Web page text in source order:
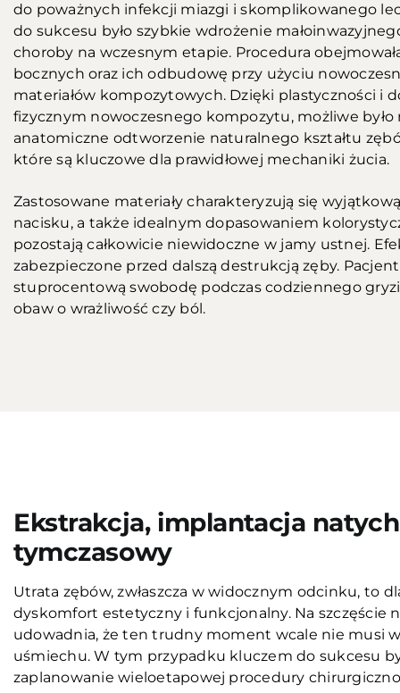
do poważnych infekcji miazgi i skomplikowanego
do sukcesu było szybkie wdrożenie
choroby na wczesnym etapie. Procedura
bocznych oraz ich odbudowę przy użyciu
materiałów kompozytowych. Dzięki plastyczności i
fizycznym nowoczesnego kompozytu, możliwe
anatomiczne odtworzenie naturalnego kształtu
które są kluczowe dla prawidłowej mechaniki żucia.
Zastosowane materiały charakteryzują się
nacisku, a także idealnym dopasowaniem
pozostają całkowicie niewidoczne w jamy ustnej.
zabezpieczone przed dalszą destrukcją zęby.
stuprocentową swobodę podczas codziennego
obaw o wrażliwość czy ból.
Ekstrakcja, implantacja
tymczasowy
Utrata zębów, zwłaszcza w widocznym odcinku, to
dyskomfort estetyczny i funkcjonalny. Na szczęście
udowadnia, że ten trudny moment wcale nie musi
uśmiechu. W tym przypadku kluczem do sukcesu
zaplanowanie wieloetapowej procedury